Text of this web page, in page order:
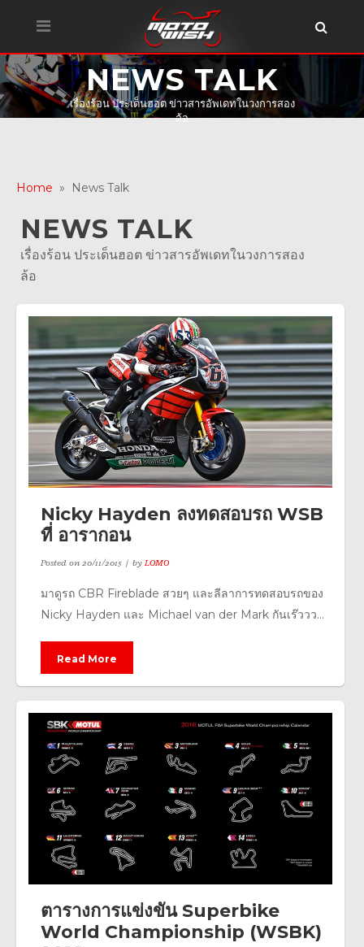
NEWS TALK
เรื่องร้อน ประเด็นฮอต ข่าวสารอัพเดทในวงการสอง
ล้อ
Home » News Talk
NEWS TALK
เรื่องร้อน ประเด็นฮอต ข่าวสารอัพเดทในวงการสอง
ล้อ
Nicky Hayden ลงทดสอบรถ WSB
ที่ อารากอน
Posted on20/11/2015 byLOMO
มาดูรถ CBR Fireblade สวยๆ และลีลาการทดสอบรถของ
Nicky Hayden และ Michael van der Mark กันเร๊ววว...
Read More
ตารางการแข่งขัน Superbike
World Championship (WSBK)